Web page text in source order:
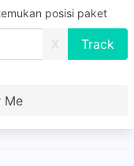
posisi paket
X
Me